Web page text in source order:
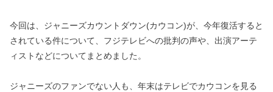
今回は、ジャニーズカウントダウン(カウコン)が、今年復活すると
されている件について、フジテレビへの批判の声や、出演アーテ
ィストなどについてまとめました。
ジャニーズのファンでない人も、年末はテレビでカウコンを見る